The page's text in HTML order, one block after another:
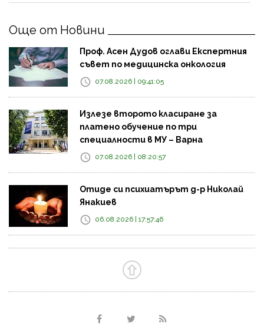
Още от Новини
Проф. Асен Дудов оглави Експертния
съвет по медицинска онкология
07.08.2026 | 09:41:05
Излезе второто класиране за
платено обучение по три
специалности в МУ – Варна
07.08.2026 | 08:20:57
Отиде си психиатърът д-р Николай
Янакиев
06.08.2026 | 17:57:46